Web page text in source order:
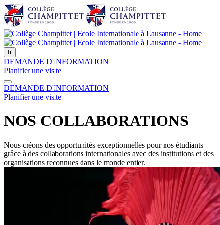
fr
DEMANDE D'INFORMATION
Planifier une visite
DEMANDE D'INFORMATION
Planifier une visite
NOS COLLABORATIONS
Nous créons des opportunités exceptionnelles pour nos étudiants
grâce à des collaborations internationales avec des institutions et des
organisations reconnues dans le monde entier.